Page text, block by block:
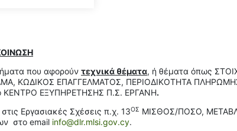
που αφορούν τεχνικά θέματα, ή θέματα όπως
ΕΠΑΓΓΕΛΜΑΤΟΣ, ΠΕΡΙΟΔΙΚΟΤΗΤΑ ΠΛΗΡΩΜΗΣ,
ΚΕΝΤΡΟ ΕΞΥΠΗΡΕΤΗΣΗΣ Π.Σ. ΕΡΓΑΝΗ.
Εργασιακές Σχέσεις π.χ. 13ΟΣ ΜΙΣΘΟΣ/ΠΟΣΟ,
στο email info@dlr.mlsi.gov.cy.